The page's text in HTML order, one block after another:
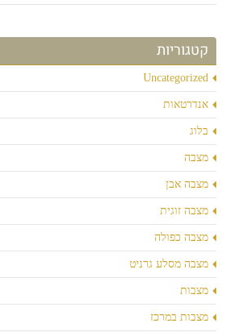
קטגוריות
Uncategorized
אנדרטאות
בלוג
מצבה
מצבה אבן
מצבה זוגית
מצבה כפולה
מצבה מסלע גרניט
מצבות
מצבות במרכז